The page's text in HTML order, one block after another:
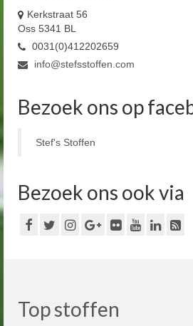
Kerkstraat 56
Oss 5341 BL
0031(0)412202659
info@stefsstoffen.com
Bezoek ons op
Stef's Stoffen
Bezoek ons ook via
Top stoffen